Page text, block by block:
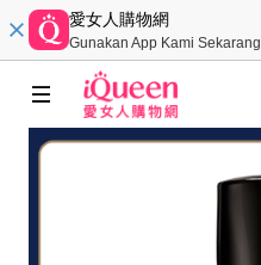
愛女人購物網
Gunakan App Kami Sekarang